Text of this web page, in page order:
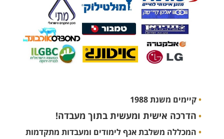
•קיימים משנת 1988
• הדרכה אישית ומעשית בתוך מעבדה!
• המכללה משלבת אגף לימודים ומעבדות מתקדמות